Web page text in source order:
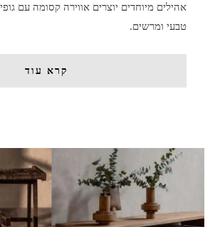
אהילים מיוחדים יוצרים אווירה קסומה עם
טבעי ומרשים.
קרא עוד